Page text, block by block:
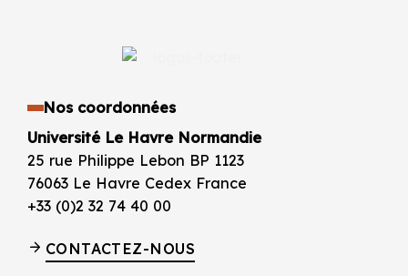
Nos coordonnées
Université Le Havre Normandie
25 rue Philippe Lebon BP 1123
76063 Le Havre Cedex France
+33 (0)2 32 74 40 00
CONTACTEZ-NOUS